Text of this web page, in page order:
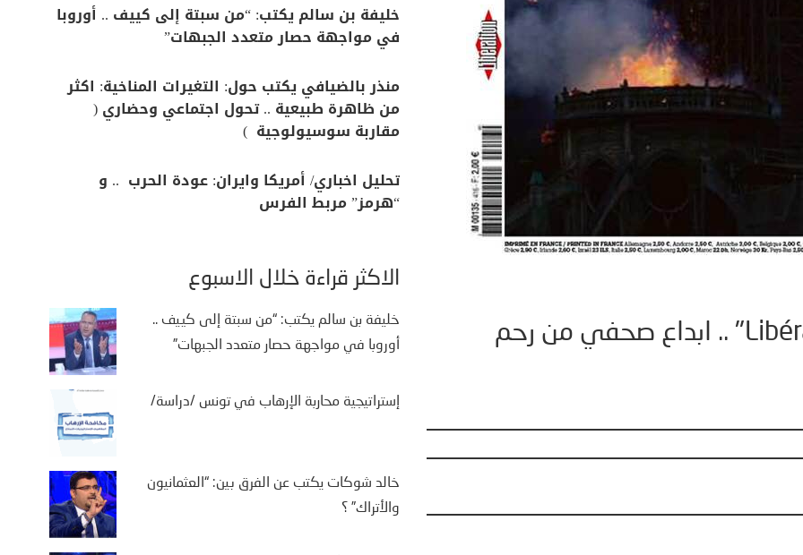
صورة اليوم// غلاف جريدة "Libération" .. ابداع صحفي من رحم
خليفة بن سالم يكتب: “من سبتة إلى كييف .. أوروبا
في مواجهة حصار متعدد الجبهات”
منذر بالضيافي يكتب حول: التغيرات المناخية: اكثر
من ظاهرة طبيعية .. تحول اجتماعي وحضاري (
مقاربة سوسيولوجية )
تحليل اخباري/ أمريكا وايران: عودة الحرب .. و
“هرمز” مربط الفرس
الأكثر قراءة خلال الأسبوع
خليفة بن سالم يكتب: “من سبتة إلى كييف ..
أوروبا في مواجهة حصار متعدد الجبهات”
إستراتيجية محاربة الإرهاب في تونس /دراسة/
خالد شوكات يكتب عن الفرق بين: “العثمانيون
والأتراك” ؟